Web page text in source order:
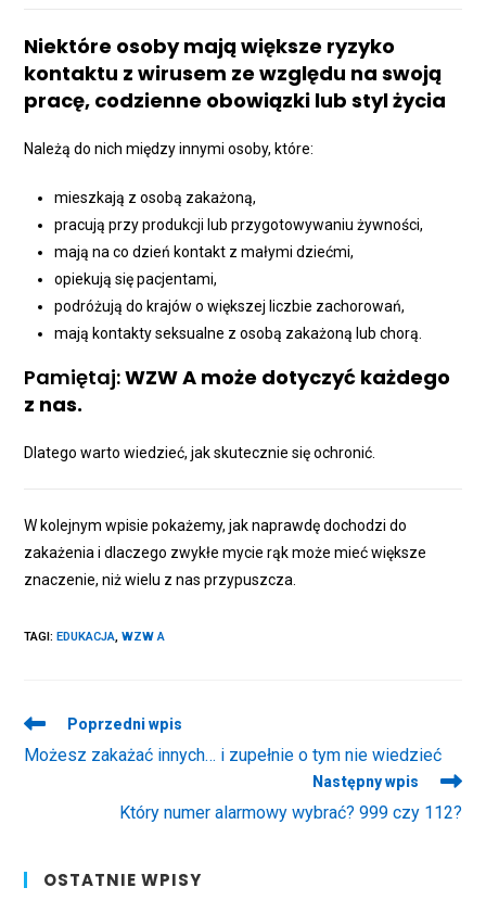
Niektóre osoby mają większe ryzyko
kontaktu z wirusem ze względu na swoją
pracę, codzienne obowiązki lub styl życia
Należą do nich między innymi osoby, które:
mieszkają z osobą zakażoną,
pracują przy produkcji lub przygotowywaniu żywności,
mają na co dzień kontakt z małymi dziećmi,
opiekują się pacjentami,
podróżują do krajów o większej liczbie zachorowań,
mają kontakty seksualne z osobą zakażoną lub chorą.
Pamiętaj:WZW A może dotyczyć każdego
z nas.
Dlatego warto wiedzieć, jak skutecznie się ochronić.
W kolejnym wpisie pokażemy, jak naprawdę dochodzi do
zakażenia i dlaczego zwykłe mycie rąk może mieć większe
znaczenie, niż wielu z nas przypuszcza.
TAGI: EDUKACJA, WZW A
Read
more
articles
Poprzedni wpis
Możesz zakażać innych… i zupełnie o tym nie wiedzieć
Następny wpis
Który numer alarmowy wybrać? 999 czy 112?
OSTATNIE WPISY